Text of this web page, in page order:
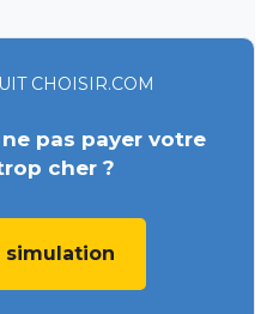
CHOISIR.COM
pas payer votre
cher ?
simulation